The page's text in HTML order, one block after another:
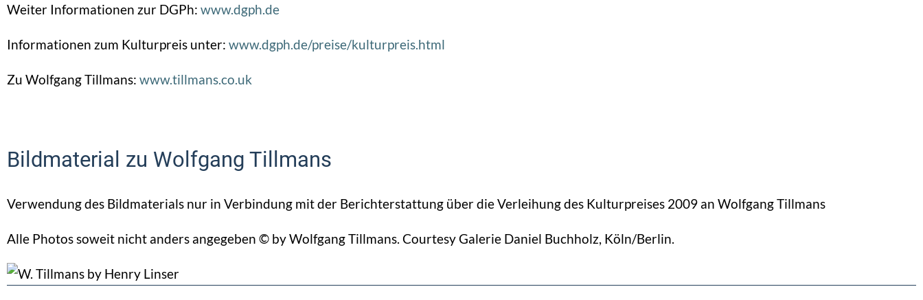
Weiter Informationen zur DGPh: www.dgph.de
Informationen zum Kulturpreis unter: www.dgph.de/preise/kulturpreis.html
Zu Wolfgang Tillmans: www.tillmans.co.uk
Bildmaterial zu Wolfgang Tillmans
Verwendung des Bildmaterials nur in Verbindung mit der Berichterstattung über die Verleihung des Kulturpreises 2009 an Wolfgang Tillmans
Alle Photos soweit nicht anders angegeben © by Wolfgang Tillmans. Courtesy Galerie Daniel Buchholz, Köln/Berlin.